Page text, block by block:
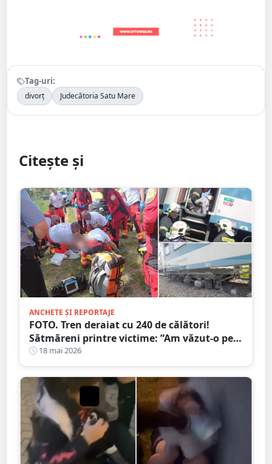
Tag-uri:
divorț Judecătoria Satu Mare
Citește și
ANCHETE ȘI REPORTAJE
FOTO. Tren deraiat cu 240 de călători!
Sătmăreni printre victime: ”Am văzut-o pe
mama plină de sânge și nu puteam să o
ajut”
18 mai 2026